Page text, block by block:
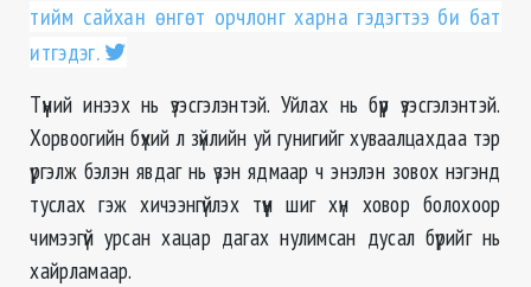
тийм сайхан өнгөт орчлонг харна гэдэгтээ би бат
итгэдэг.
Түүний инээх нь үзэсгэлэнтэй. Уйлах нь бүүр үзэсгэлэнтэй.
Хорвоогийн бүхий л зүйлийн уй гунигийг хуваалцахдаа тэр
үргэлж бэлэн явдаг нь үзэн ядмаар ч энэлэн зовох нэгэнд
туслах гэж хичээнгүйлэх түүн шиг хүн ховор болохоор
чимээгүй урсан хацар дагах нулимсан дусал бүрийг нь
хайрламаар.